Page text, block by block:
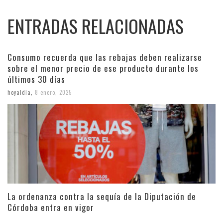
ENTRADAS RELACIONADAS
Consumo recuerda que las rebajas deben realizarse
sobre el menor precio de ese producto durante los
últimos 30 días
hoyaldia 8 enero, 2025
La ordenanza contra la sequía de la Diputación de
Córdoba entra en vigor